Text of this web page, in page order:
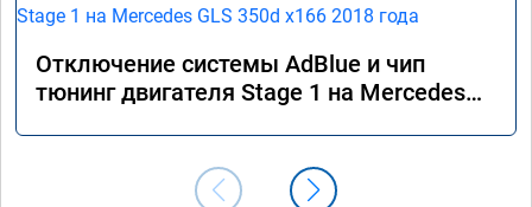
Отключение системы AdBlue и чип
тюнинг двигателя Stage 1 на Mercedes